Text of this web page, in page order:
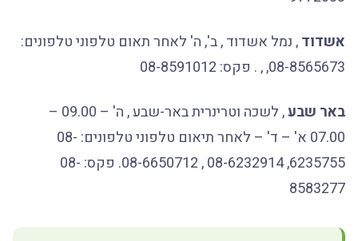
אשדוד, נמל אשדוד , ב', ה' לאחר תאום טלפוני טלפונים:
08-8565673, , . פקס: 08-8591012
באר שבע
, לשכה וטרינרית באר-שבע , ה' – 09.00 –
07.00 א' – ד' – לאחר תיאום טלפוני טלפונים: 08-
6235755, 08-6232914 , 08-6650712. פקס: 08-
8583277